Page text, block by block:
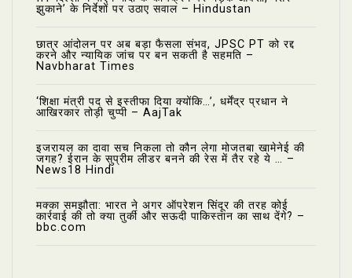
झुकाने’ के निर्देशों पर उठाए सवाल – Hindustan
छात्र आंदोलन पर अब बड़ा फैसला संभव, JPSC PT को रद्द
करने और न्यायिक जांच पर बन सकती है सहमति –
Navbharat Times
‘शिक्षा मंत्री पद से इस्तीफा दिया क्योंकि…’, धर्मेंद्र प्रधान ने
आखिरकार तोड़ी चुप्पी – AajTak
इजरायल का दावा सच निकला तो कौन लेगा मोजतबा खामेनेई की
जगह? ईरान के सुप्रीम लीडर बनने की रेस में तैर रहे ये … –
News18 Hindi
मक्का समझौता: भारत ने अगर ऑपरेशन सिंदूर की तरह कोई
कार्रवाई की तो क्या तुर्की और सऊदी पाकिस्तान का साथ देंगे? –
bbc.com